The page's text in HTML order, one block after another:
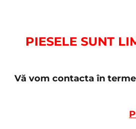
PIESELE SUNT
Vă vom contacta în